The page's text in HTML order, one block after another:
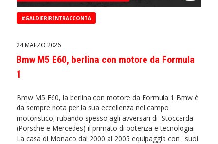
#GALDIERIRENTRACCONTA
24 MARZO 2026
Bmw M5 E60, berlina con motore da Formula
1
Bmw M5 E60, la berlina con motore da Formula 1 Bmw è
da sempre nota per la sua eccellenza nel campo
motoristico, rubando spesso agli avversari di Stoccarda
(Porsche e Mercedes) il primato di potenza e tecnologia.
La casa di Monaco dal 2000 al 2005 equipaggia con i suoi